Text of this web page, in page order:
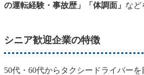
の運転経験・事故歴」「体調面」 など
シニア歓迎企業の特徴
50代・60代からタクシードライバー